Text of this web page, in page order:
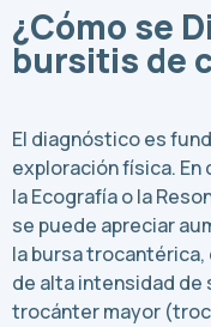
¿Cómo se
bursitis de
El diagnóstico es
exploración física.
la Ecografía o la
se puede apreciar
la bursa trocantérica,
de alta intensidad de
trocánter mayor